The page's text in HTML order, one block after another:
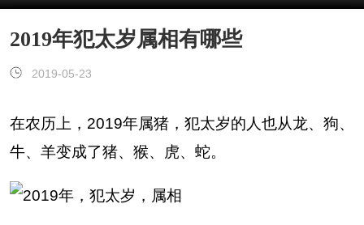
2019年犯太岁属相有哪些
2019-05-23
在农历上，2019年属猪，犯太岁的人也从龙、狗、
牛、羊变成了猪、猴、虎、蛇。